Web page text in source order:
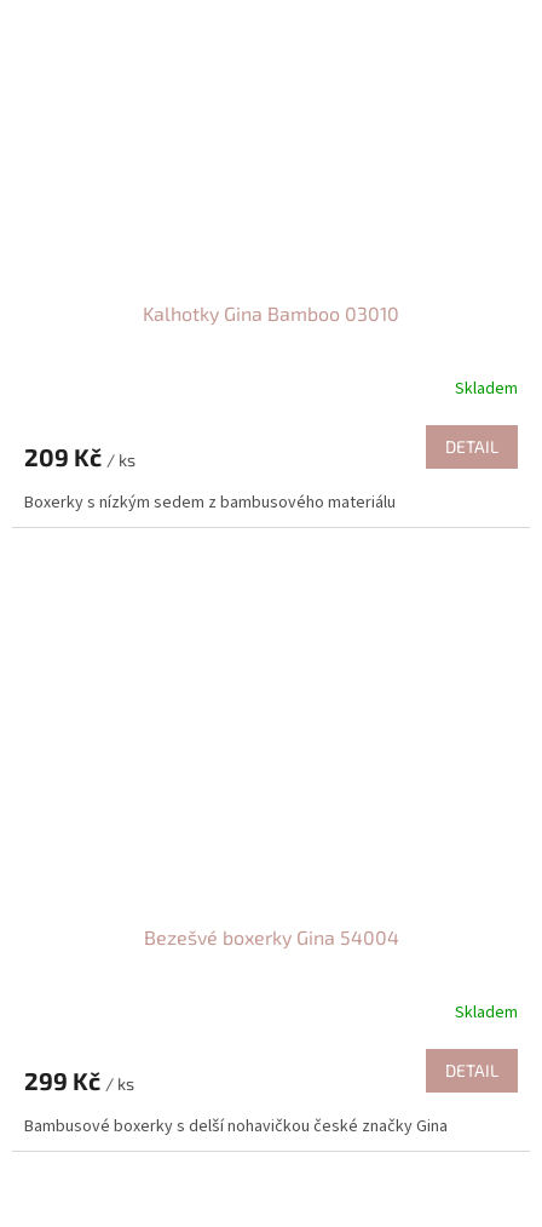
Kalhotky Gina Bamboo 03010
Skladem
209 Kč / ks
DETAIL
Boxerky s nízkým sedem z bambusového materiálu
Bezešvé boxerky Gina 54004
Skladem
299 Kč / ks
DETAIL
Bambusové boxerky s delší nohavičkou české značky Gina